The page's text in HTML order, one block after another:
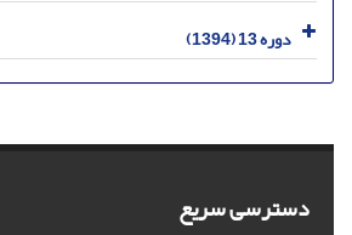
دوره 13 (1394)
دسترسی سریع